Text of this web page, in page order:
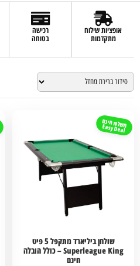
אופציות שילוח
מתקדמות
רכישה
בטוחה
משלוח חינם
Easy Deal
שולחן ביליארד מתקפל 5 פיט
Superleague King – כולל הובלה
חינם